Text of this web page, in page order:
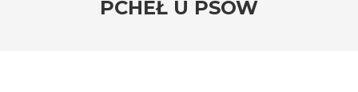
PCHEŁ U PSÓW